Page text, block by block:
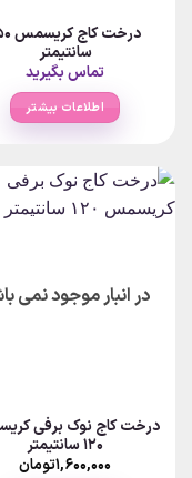
محصول
انتخاب
شوند
درخت
سانتیمتر
تماس بگیرید
اطلاعات بیشتر
در انبار موجود نمی
درخت کاج نوک برفی
۱۲۰ سانتیمتر
۱,۶۰۰,۰۰۰تومان